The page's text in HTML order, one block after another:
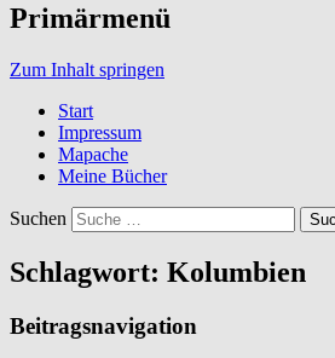
Primärmenü
Zum Inhalt springen
Start
Impressum
Mapache
Meine Bücher
Suchen
Schlagwort: Kolumbien
Beitragsnavigation